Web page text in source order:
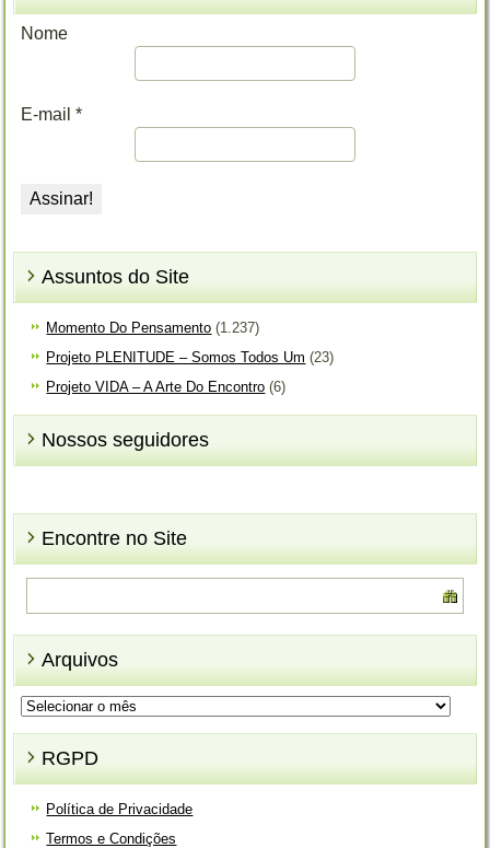
Nome
E-mail*
Assuntos do Site
Momento Do Pensamento (1.237)
Projeto PLENITUDE – Somos Todos Um (23)
Projeto VIDA – A Arte Do Encontro (6)
Nossos seguidores
Encontre no Site
Arquivos
Arquivos
RGPD
Política de Privacidade
Termos e Condições